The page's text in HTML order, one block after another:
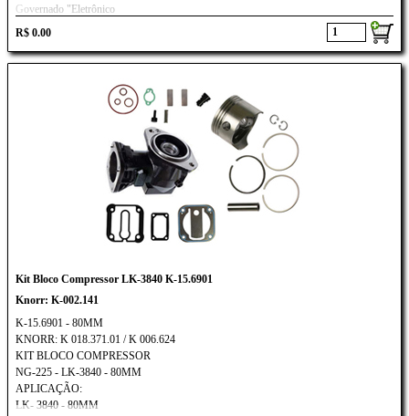
Governado "Eletrônico
Aplicação:
VW CONSTELLATION
R$ 0.00
Kit Bloco Compressor LK-3840 K-15.6901
Knorr: K-002.141
K-15.6901 - 80MM
KNORR: K 018.371.01 / K 006.624
KIT BLOCO COMPRESSOR
NG-225 - LK-3840 - 80MM
APLICAÇÃO:
LK- 3840 - 80MM